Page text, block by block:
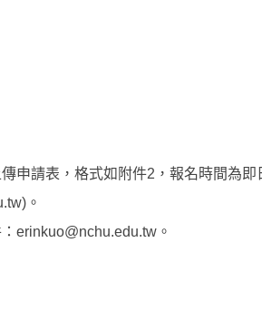
申請表，格式如附件2，報名時間為即
。
erinkuo@nchu.edu.tw。